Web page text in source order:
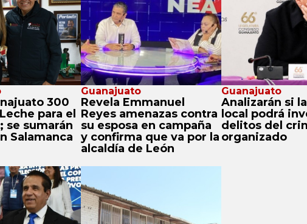
300
para el
se sumarán
Salamanca
Guanajuato
Revela Emmanuel
Reyes amenazas contra
su esposa en campaña
y confirma que va por la
alcaldía de León
Guanajuato
Analizarán si
local podrá
delitos del
organizado